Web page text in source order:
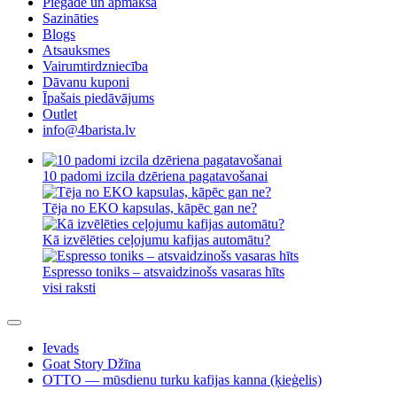
Sazināties
Blogs
Atsauksmes
Vairumtirdzniecība
Dāvanu kuponi
Īpašais piedāvājums
Outlet
info@4barista.lv
10 padomi izcila dzēriena pagatavošanai
Tēja no EKO kapsulas, kāpēc gan ne?
Kā izvēlēties ceļojumu kafijas automātu?
Espresso toniks – atsvaidzinošs vasaras hīts
visi raksti
Ievads
Goat Story Džīna
OTTO — mūsdienu turku kafijas kanna (ķieģelis)